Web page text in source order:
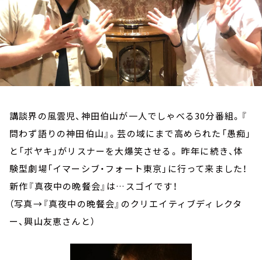
講談界の風雲児、神田伯山が一人でしゃべる30分番組。『
問わず語りの神田伯山』。芸の域にまで高められた「愚痴」
と「ボヤキ」がリスナーを大爆笑させる。 昨年に続き、体
験型劇場「イマーシブ・フォート東京」に行って来ました！
新作『真夜中の晩餐会』は…スゴイです！
（写真→『真夜中の晩餐会』のクリエイティブディレクタ
ー、興山友恵さんと）